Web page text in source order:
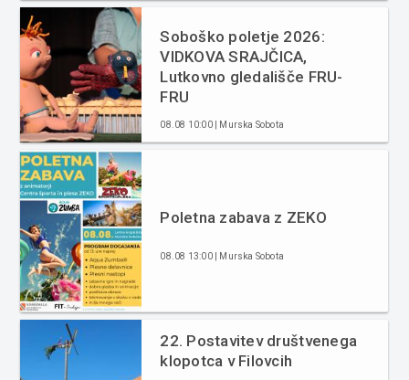
Soboško poletje 2026:
VIDKOVA SRAJČICA,
Lutkovno gledališče FRU-
FRU
08.08 10:00 | Murska Sobota
Poletna zabava z ZEKO
08.08 13:00 | Murska Sobota
22. Postavitev društvenega
klopotca v Filovcih